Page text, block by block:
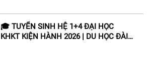
🎓 TUYỂN SINH HỆ 1+4 ĐẠI HỌC
KHKT KIỆN HÀNH 2026 | DU HỌC ĐÀI